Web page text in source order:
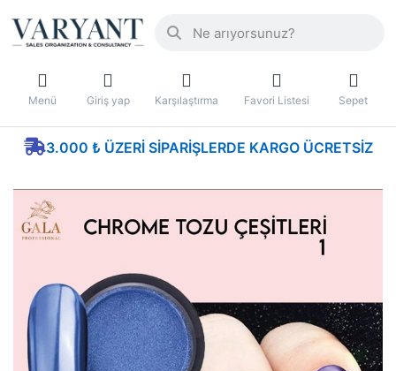
Menü Giriş yap Karşılaştırma Favori Listesi Sepet
3.000 ₺ ÜZERI SIPARIŞLERDE KARGO ÜCRETSIZ